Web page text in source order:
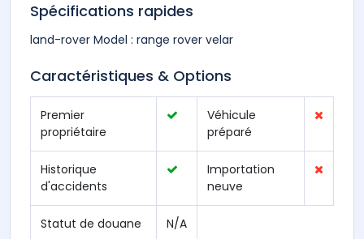
Spécifications rapides
land-rover Model : range rover velar
Caractéristiques & Options
Premier
propriétaire
Véhicule
préparé
Historique
d'accidents
Importation
neuve
Statut de douane N/A